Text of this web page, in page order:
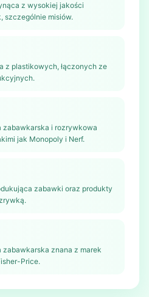
z wysokiej jakości
szczególnie misiów.
z plastikowych, łączonych ze
zabawkarska i rozrywkowa
jak Monopoly i Nerf.
zabawki oraz produkty
zabawkarska znana z marek
Price.